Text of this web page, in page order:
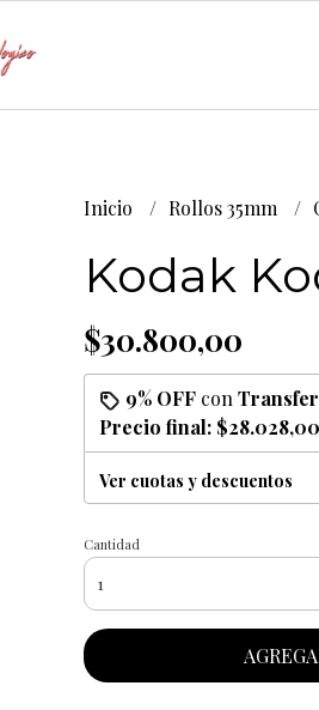
Inicio Rollos 35mm
Kodak
$30.800,00
9% OFFcon
Precio final: $28.028,00
Ver cuotas y descuentos
Cantidad